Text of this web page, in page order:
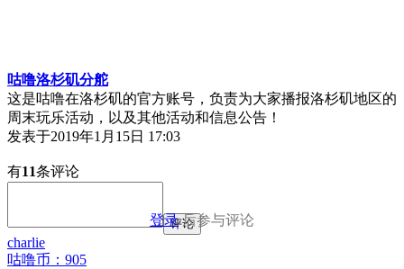
咕噜洛杉矶分舵
这是咕噜在洛杉矶的官方账号，负责为大家播报洛杉矶地区的
周末玩乐活动，以及其他活动和信息公告！
发表于2019年1月15日 17:03
有11条评论
登录后参与评论
评论
charlie
咕噜币：905